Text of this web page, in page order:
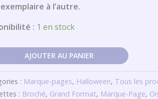
exemplaire à l’autre.
: 1 en stock
AJOUTER AU PANIER
: Marque-pages, Halloween, Tous les
: Broché, Grand Format, Marque-Page,